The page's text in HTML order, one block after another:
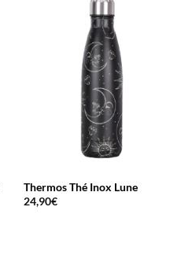
Thermos Thé Inox Lune
24,90€